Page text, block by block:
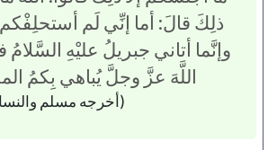
ذلِكَ قالَ: أما إنِّي لَم
وإنَّما أتاني جبريلُ عليْهِ
اللَّهَ عزَّ وجلَّ يُباهي بِكمُ
(أخرجه مسلم